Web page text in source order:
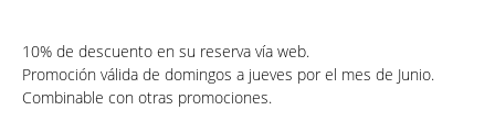
10% de descuento en su reserva vía web.
Promoción válida de domingos a jueves por el mes de Junio.
Combinable con otras promociones.